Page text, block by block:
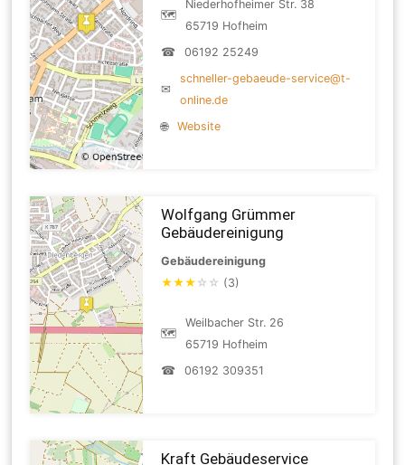
🗺
Niederhofheimer Str. 38
65719 Hofheim
☎
06192 25249
✉
schneller-gebaeude-service@t-
online.de
🌐
Website
Wolfgang Grümmer
Gebäudereinigung
Gebäudereinigung
★★★ ☆ ☆ (3)
🗺
Weilbacher Str. 26
65719 Hofheim
☎
06192 309351
Kraft Gebäudeservice